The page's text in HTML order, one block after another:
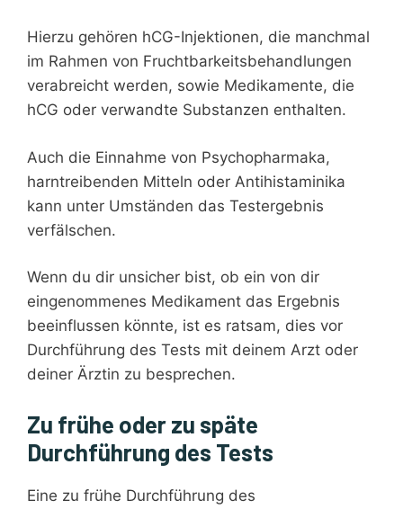
Hierzu gehören hCG-Injektionen, die manchmal
im Rahmen von Fruchtbarkeitsbehandlungen
verabreicht werden, sowie Medikamente, die
hCG oder verwandte Substanzen enthalten.
Auch die Einnahme von Psychopharmaka,
harntreibenden Mitteln oder Antihistaminika
kann unter Umständen das Testergebnis
verfälschen.
Wenn du dir unsicher bist, ob ein von dir
eingenommenes Medikament das Ergebnis
beeinflussen könnte, ist es ratsam, dies vor
Durchführung des Tests mit deinem Arzt oder
deiner Ärztin zu besprechen.
Zu frühe oder zu späte
Durchführung des Tests
Eine zu frühe Durchführung des